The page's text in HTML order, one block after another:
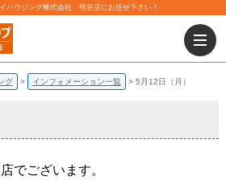
ハウジング株式会社 熊谷店にお任せ下さい！
グ インフォメーション一覧 5月12日（月）
でございます。